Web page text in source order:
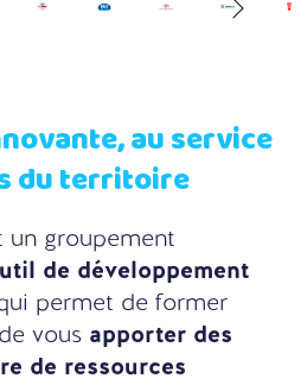
au service
du territoire
un groupement
de développement
permet de former
vous apporter des
de ressources